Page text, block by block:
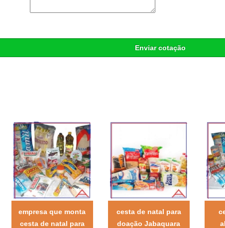
Enviar cotação
empresa que monta
cesta de natal para
cesta de natal para
doação Jabaquara